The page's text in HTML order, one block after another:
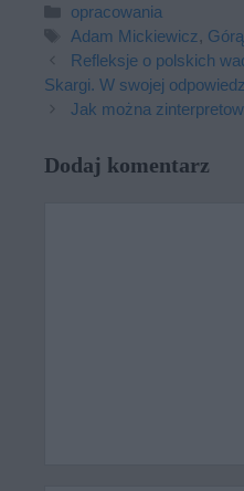
Kategorie
opracowania
Tagi
Adam Mickiewicz,
Refleksje o polskich
Skargi. W swojej
Jak można
Dodaj komentarz